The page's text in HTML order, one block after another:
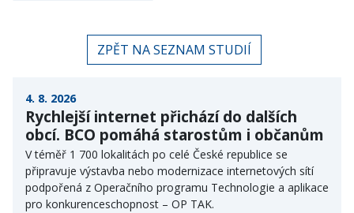
ZPĚT NA SEZNAM STUDIÍ
4. 8. 2026
Rychlejší internet přichází do dalších
obcí. BCO pomáhá starostům i občanům
V téměř 1 700 lokalitách po celé České republice se
připravuje výstavba nebo modernizace internetových sítí
podpořená z Operačního programu Technologie a aplikace
pro konkurenceschopnost – OP TAK.